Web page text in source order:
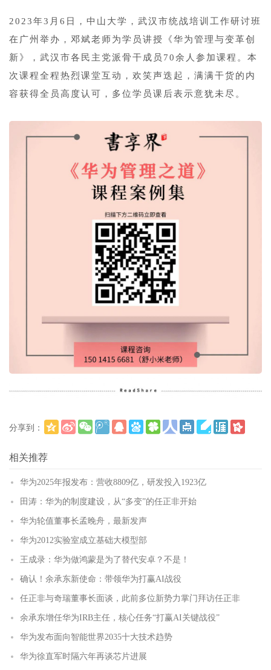
2023年3月6日，中山大学，武汉市统战培训工作研讨班
在广州举办，邓斌老师为学员讲授《华为管理与变革创
新》，武汉市各民主党派骨干成员70余人参加课程。本
次课程全程热烈课堂互动，欢笑声迭起，满满干货的内
容获得全员高度认可，多位学员课后表示意犹未尽。
分享到：
相关推荐
华为2025年报发布：营收8809亿，研发投入1923亿
田涛：华为的制度建设，从“多变”的任正非开始
华为轮值董事长孟晚舟，最新发声
华为2012实验室成立基础大模型部
王成录：华为做鸿蒙是为了替代安卓？不是！
确认！余承东新使命：带领华为打赢AI战役
任正非与奇瑞董事长面谈，此前多位新势力掌门拜访任正非
余承东增任华为IRB主任，核心任务“打赢AI关键战役”
华为发布面向智能世界2035十大技术趋势
华为徐直军时隔六年再谈芯片进展